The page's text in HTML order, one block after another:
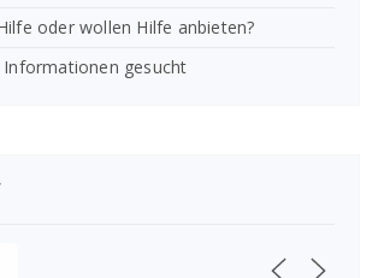
oder wollen Hilfe anbieten?
gesucht